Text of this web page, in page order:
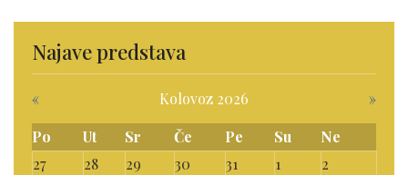
Najave predstava
« Kolovoz 2026
»
Po
Ut Sr Če Pe Su
Ne
27
28 29 30 31 1
2